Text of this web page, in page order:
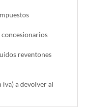
reventones
iva) a devolver al